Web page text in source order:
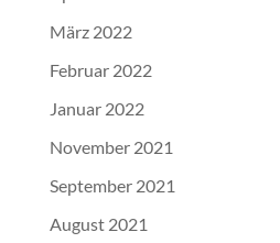
März 2022
Februar 2022
Januar 2022
November 2021
September 2021
August 2021